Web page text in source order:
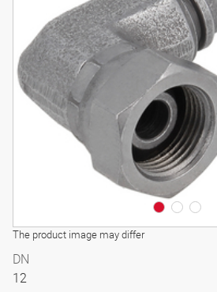
The product image may differ
3D-model
DN
12